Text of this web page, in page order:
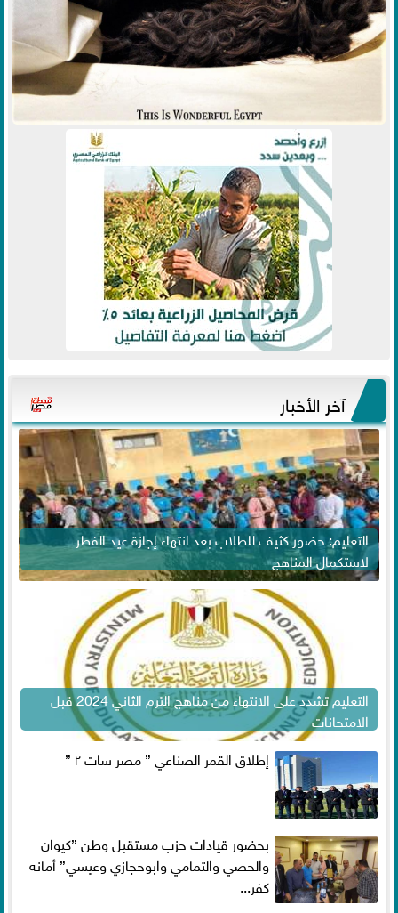
آخر الأخبار
التعليم: حضور كثيف للطلاب بعد انتهاء إجازة عيد الفطر
لاستكمال المناهج
التعليم تشدد على الانتهاء من مناهج الترم الثاني 2024 قبل
الامتحانات
إطلاق القمر الصناعي ” مصر سات ٢ ”
بحضور قيادات حزب مستقبل وطن ”كيوان
والحصي والتمامي وابوحجازي وعيسي” أمانه
كفر...